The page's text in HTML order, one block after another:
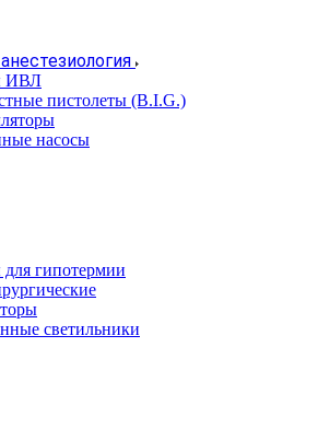
ИВЛ
пистолеты (B.I.G.)
насосы
гипотермии
светильники